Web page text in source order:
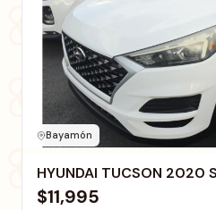
Bayamón
HYUNDAI TUCSON 2020
$11,995